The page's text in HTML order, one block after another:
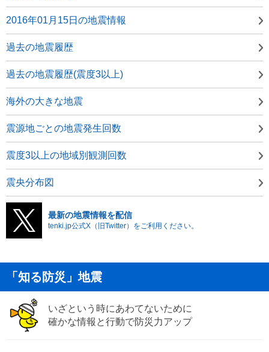
2016年01月15日の地震情報
過去の地震履歴
過去の地震履歴(震度3以上)
海外の大きな地震
震源地ごとの地震発生回数
震度3以上の地域別観測回数
震央分布図
最新の地震情報を配信
tenki.jp公式X（旧Twitter）をご利用ください。
「知る防災」地震
いざという時にあわてないために
確かな情報と行動で防災力アップ